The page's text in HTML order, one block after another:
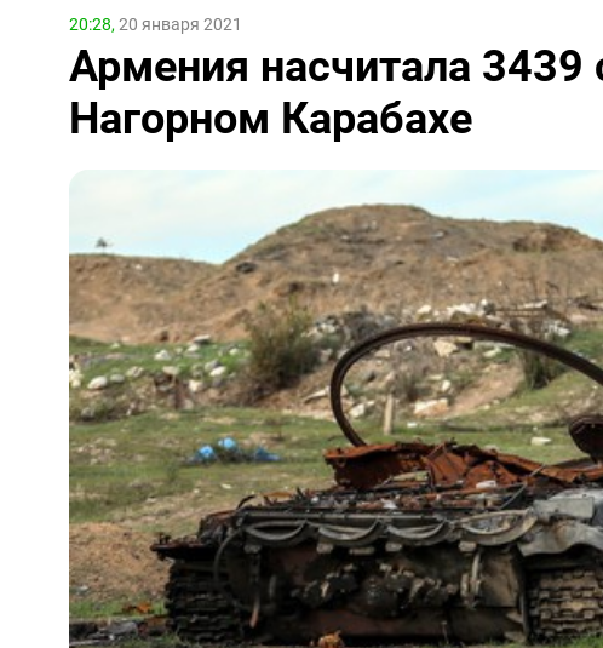
20:28, 20 января 2021
Армения насчитала 3439
Нагорном Карабахе